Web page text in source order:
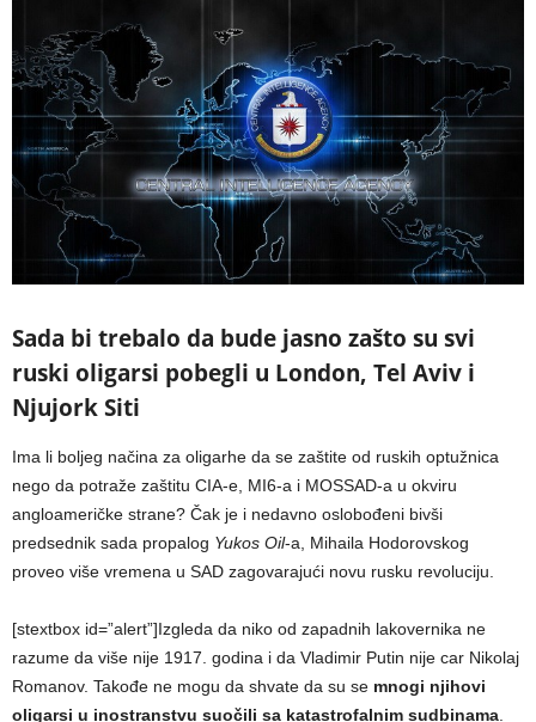
Sada bi trebalo da bude jasno zašto su svi
ruski oligarsi pobegli u London, Tel Aviv i
Njujork Siti
Ima li boljeg načina za oligarhe da se zaštite od ruskih optužnica
nego da potraže zaštitu CIA-e, MI6-a i MOSSAD-a u okviru
angloameričke strane? Čak je i nedavno oslobođeni bivši
predsednik sada propalog Yukos Oil-a, Mihaila Hodorovskog
proveo više vremena u SAD zagovarajući novu rusku revoluciju.
[stextbox id=”alert”]Izgleda da niko od zapadnih lakovernika ne
razume da više nije 1917. godina i da Vladimir Putin nije car Nikolaj
Romanov. Takođe ne mogu da shvate da su se mnogi njihovi
oligarsi u inostranstvu suočili sa katastrofalnim sudbinama